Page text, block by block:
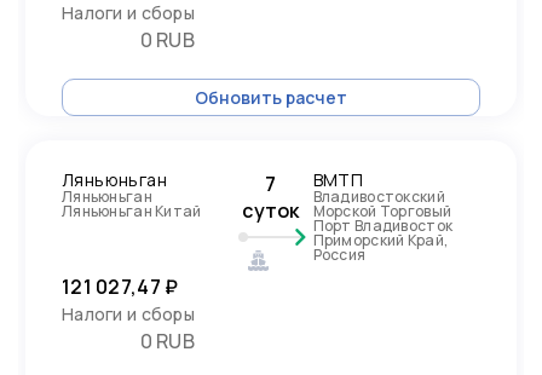
Налоги и сборы
0 RUB
Обновить расчет
Ляньюньган
Ляньюньган
Ляньюньган Китай
7
суток
ВМТП
Владивостокский
Морской Торговый
Порт Владивосток
Приморский Край,
Россия
121 027,47 ₽
Налоги и сборы
0 RUB